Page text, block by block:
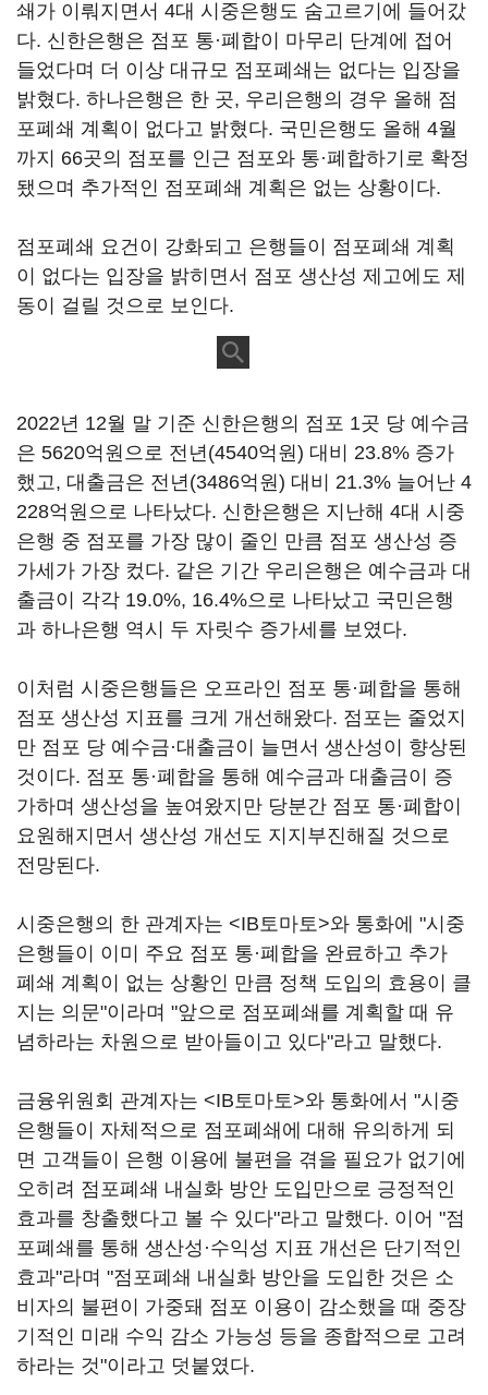
쇄가 이뤄지면서 4대 시중은행도 숨고르기에 들어갔
다. 신한은행은 점포 통·폐합이 마무리 단계에 접어
들었다며 더 이상 대규모 점포폐쇄는 없다는 입장을
밝혔다. 하나은행은 한 곳, 우리은행의 경우 올해 점
포폐쇄 계획이 없다고 밝혔다. 국민은행도 올해 4월
까지 66곳의 점포를 인근 점포와 통·폐합하기로 확정
됐으며 추가적인 점포폐쇄 계획은 없는 상황이다.
점포폐쇄 요건이 강화되고 은행들이 점포폐쇄 계획
이 없다는 입장을 밝히면서 점포 생산성 제고에도 제
동이 걸릴 것으로 보인다.
2022년 12월 말 기준 신한은행의 점포 1곳 당 예수금
은 5620억원으로 전년(4540억원) 대비 23.8% 증가
했고, 대출금은 전년(3486억원) 대비 21.3% 늘어난 4
228억원으로 나타났다. 신한은행은 지난해 4대 시중
은행 중 점포를 가장 많이 줄인 만큼 점포 생산성 증
가세가 가장 컸다. 같은 기간 우리은행은 예수금과 대
출금이 각각 19.0%, 16.4%으로 나타났고 국민은행
과 하나은행 역시 두 자릿수 증가세를 보였다.
이처럼 시중은행들은 오프라인 점포 통·폐합을 통해
점포 생산성 지표를 크게 개선해왔다. 점포는 줄었지
만 점포 당 예수금·대출금이 늘면서 생산성이 향상된
것이다. 점포 통·폐합을 통해 예수금과 대출금이 증
가하며 생산성을 높여왔지만 당분간 점포 통·폐합이
요원해지면서 생산성 개선도 지지부진해질 것으로
전망된다.
시중은행의 한 관계자는 <IB토마토>와 통화에 "시중
은행들이 이미 주요 점포 통·폐합을 완료하고 추가
폐쇄 계획이 없는 상황인 만큼 정책 도입의 효용이 클
지는 의문"이라며 "앞으로 점포폐쇄를 계획할 때 유
념하라는 차원으로 받아들이고 있다"라고 말했다.
금융위원회 관계자는 <IB토마토>와 통화에서 "시중
은행들이 자체적으로 점포폐쇄에 대해 유의하게 되
면 고객들이 은행 이용에 불편을 겪을 필요가 없기에
오히려 점포폐쇄 내실화 방안 도입만으로 긍정적인
효과를 창출했다고 볼 수 있다"라고 말했다. 이어 "점
포폐쇄를 통해 생산성·수익성 지표 개선은 단기적인
효과"라며 "점포폐쇄 내실화 방안을 도입한 것은 소
비자의 불편이 가중돼 점포 이용이 감소했을 때 중장
기적인 미래 수익 감소 가능성 등을 종합적으로 고려
하라는 것"이라고 덧붙였다.